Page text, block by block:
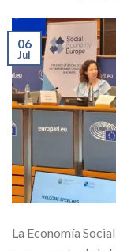
06
Jul
La Economía